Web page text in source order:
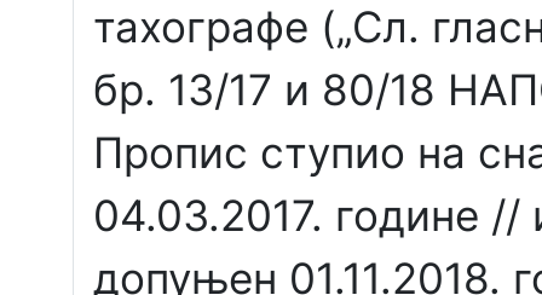
тахографе („Сл.
бр. 13/17 и 80/18
Пропис ступио на
04.03.2017. године
допуњен 01.11.2018.